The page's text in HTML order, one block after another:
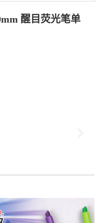
醒目荧光笔单